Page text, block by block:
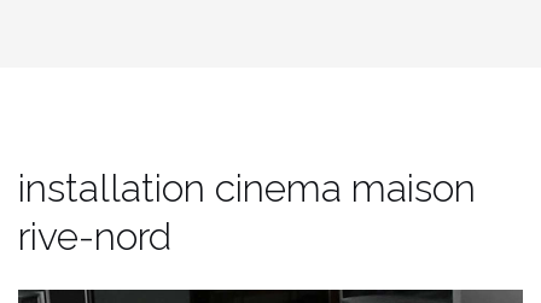
installation cinema maison
rive-nord